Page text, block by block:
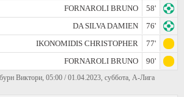
FORNAROLI BRUNO
58'
DA SILVA DAMIEN
76'
IKONOMIDIS CHRISTOPHER
77'
FORNAROLI BRUNO
90'
Виктори, 05:00 / 01.04.2023, суббота, А-Лига